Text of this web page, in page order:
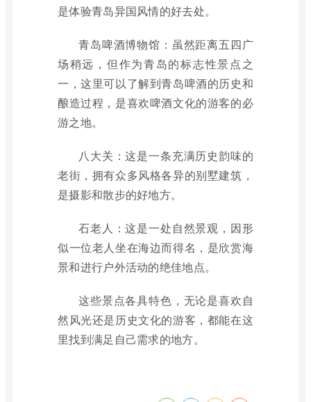
是体验青岛异国风情的好去处。
青岛啤酒博物馆：虽然距离五四广
场稍远，但作为青岛的标志性景点之
一，这里可以了解到青岛啤酒的历史和
酿造过程，是喜欢啤酒文化的游客的必
游之地。
八大关：这是一条充满历史韵味的
老街，拥有众多风格各异的别墅建筑，
是摄影和散步的好地方。
石老人：这是一处自然景观，因形
似一位老人坐在海边而得名，是欣赏海
景和进行户外活动的绝佳地点。
这些景点各具特色，无论是喜欢自
然风光还是历史文化的游客，都能在这
里找到满足自己需求的地方。